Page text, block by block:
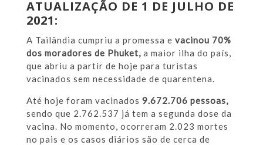
ATUALIZAÇÃO DE 1 DE JULHO DE
2021:
A Tailândia cumpriu a promessa e vacinou 70%
dos moradores de Phuket, a maior ilha do país,
que abriu a partir de hoje para turistas
vacinados sem necessidade de quarentena.
Até hoje foram vacinados 9.672.706 pessoas,
sendo que 2.762.537 já tem a segunda dose da
vacina. No momento, ocorreram 2.023 mortes
no pais e os casos diários são de cerca de